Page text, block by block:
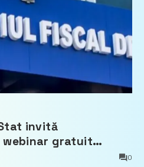
invită
gratuit
pe bunurile
0